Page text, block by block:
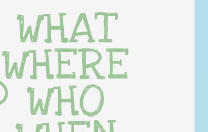
WHAT
WHERE
WHO